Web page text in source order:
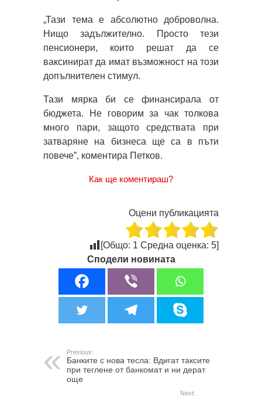
„Тази тема е абсолютно доброволна.
Нищо задължително. Просто тези
пенсионери, които решат да се
ваксинират да имат възможност на този
допълнителен стимул.
Тази мярка би се финансирала от
бюджета. Не говорим за чак толкова
много пари, защото средствата при
затваряне на бизнеса ще са в пъти
повече”, коментира Петков.
Как ще коментираш?
Оцени публикацията
[Общо: 1 Средна оценка: 5]
Сподели новината
Previous:
Банките с нова тесла: Вдигат таксите
при теглене от банкомат и ни дерат
още
Next: